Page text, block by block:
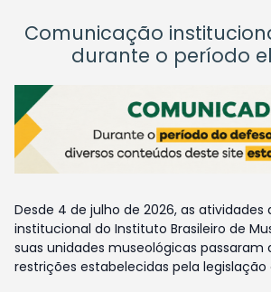
Comunicação
durante o período
Desde 4 de julho de 2026, as
institucional do Instituto Brasileiro de
suas unidades museológicas passaram
restrições estabelecidas pela legislação